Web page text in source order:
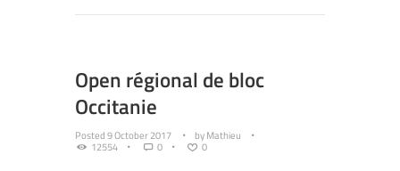
Open régional de bloc
Occitanie
Posted9 October 2017 byMathieu
12554
0 0